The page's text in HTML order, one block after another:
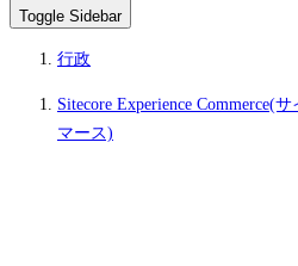
Toggle Sidebar
行政
Sitecore Experience Commerce(
マース)